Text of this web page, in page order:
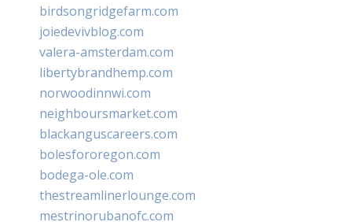
birdsongridgefarm.com
joiedevivblog.com
valera-amsterdam.com
libertybrandhemp.com
norwoodinnwi.com
neighboursmarket.com
blackanguscareers.com
bolesfororegon.com
bodega-ole.com
thestreamlinerlounge.com
mestrinorubanofc.com